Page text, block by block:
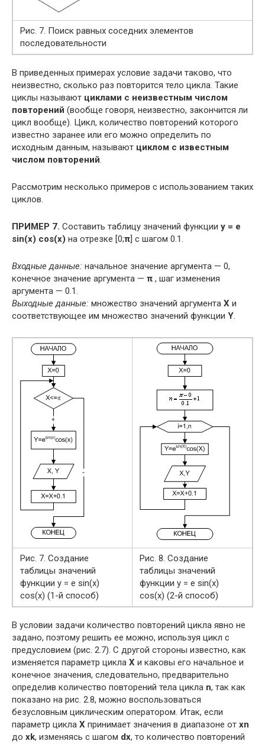
Рис. 7. Поиск равных соседних элементов
последовательности
В приведенных примерах условие задачи таково, что
неизвестно, сколько раз повторится тело цикла. Такие
циклы называют циклами с неизвестным числом
повторений (вообще говоря, неизвестно, закончится ли
цикл вообще). Цикл, количество повторений которого
известно заранее или его можно определить по
исходным данным, называют циклом с известным
числом повторений.
Рассмотрим несколько примеров с использованием таких
циклов.
ПРИМЕР 7. Составить таблицу значений функции y = e
sin(x) cos(x) на отрезке [0;π] с шагом 0.1.
Входные данные: начальное значение аргумента — 0,
конечное значение аргумента — π , шаг изменения
аргумента — 0.1.
Выходные данные: множество значений аргумента X и
соответствующее им множество значений функции Y.
Рис. 7. Создание
таблицы значений
функции y = e sin(x)
cos(x) (1-й способ)
Рис. 8. Создание
таблицы значений
функции y = e sin(x)
cos(x) (2-й способ)
В условии задачи количество повторений цикла явно не
задано, поэтому решить ее можно, используя цикл с
предусловием (рис. 2.7). С другой стороны известно, как
изменяется параметр цикла X и каковы его начальное и
конечное значения, следовательно, предварительно
определив количество повторений тела цикла n, так как
показано на рис. 2.8, можно воспользоваться
безусловным циклическим оператором. Итак, если
параметр цикла X принимает значения в диапазоне от xn
до xk, изменяясь с шагом dх, то количество повторений